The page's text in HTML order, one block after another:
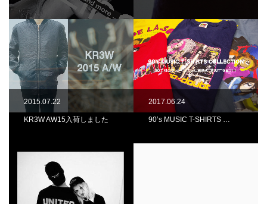
2015.07.22
KR3W AW15入荷しました
2017.06.24
90’s MUSIC T-SHIRTS …